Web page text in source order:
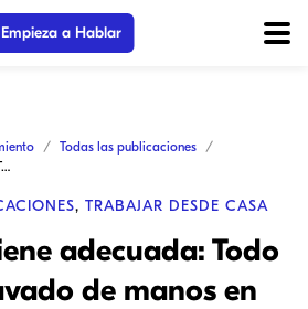
Empieza a Hablar
Todas las publicaciones
Niños e higiene adecuada: Todo sobre el lavado de manos en una pandemia
, TRABAJAR DESDE CASA
adecuada: Todo
de manos en